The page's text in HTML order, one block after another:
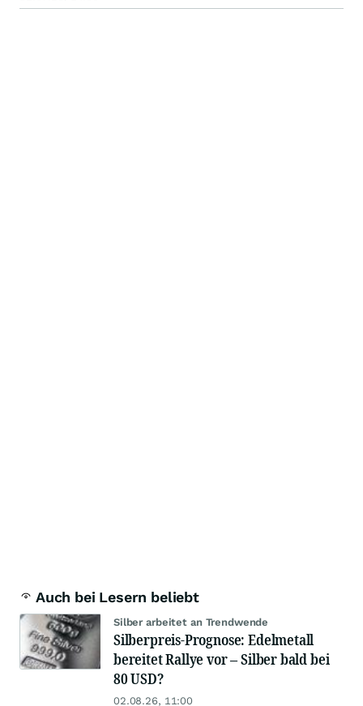
Auch bei Lesern beliebt
Silber arbeitet an Trendwende
Silberpreis-Prognose: Edelmetall
bereitet Rallye vor – Silber bald bei
80 USD?
02.08.26, 11:00